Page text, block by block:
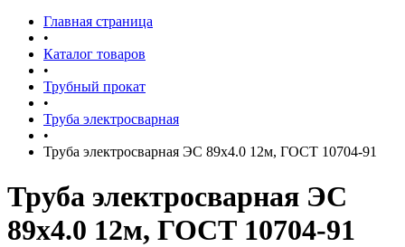
Главная страница
•
Каталог товаров
•
Трубный прокат
•
Труба электросварная
•
Труба электросварная ЭС 89х4.0 12м, ГОСТ 10704-91
Труба электросварная ЭС
89х4.0 12м, ГОСТ 10704-91